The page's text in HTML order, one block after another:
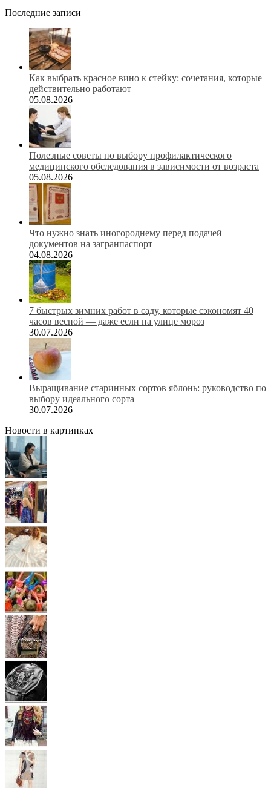
Последние записи
Как выбрать красное вино к стейку: сочетания, которые
действительно работают
05.08.2026
Полезные советы по выбору профилактического
медицинского обследования в зависимости от возраста
05.08.2026
Что нужно знать иногороднему перед подачей
документов на загранпаспорт
04.08.2026
7 быстрых зимних работ в саду, которые сэкономят 40
часов весной — даже если на улице мороз
30.07.2026
Выращивание старинных сортов яблонь: руководство по
выбору идеального сорта
30.07.2026
Новости в картинках